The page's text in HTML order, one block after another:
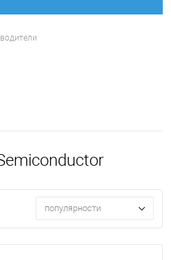
популярности